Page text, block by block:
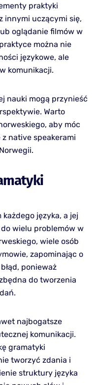
praktyki
innymi uczącymi się,
oglądanie filmów w
można nie
językowe, ale
komunikacji.
nauki mogą przynieść
Warto
aby móc
native speakerami
języka, a jej
wielu problemów w
wiele osób
zapominając o
ponieważ
do tworzenia
najbogatsze
komunikacji.
gramatyki
tworzyć zdania i
struktury języka